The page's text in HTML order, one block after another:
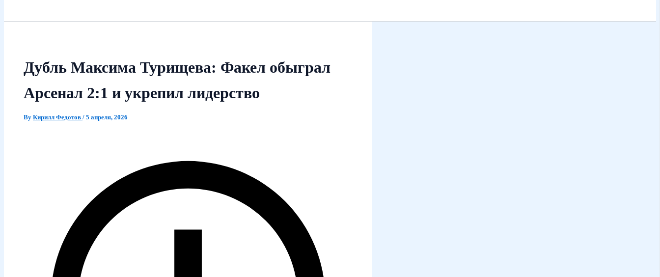
Дубль Максима Турищева: Факел обыграл
Арсенал 2:1 и укрепил лидерство
By Кирилл Федотов / 5 апреля, 2026